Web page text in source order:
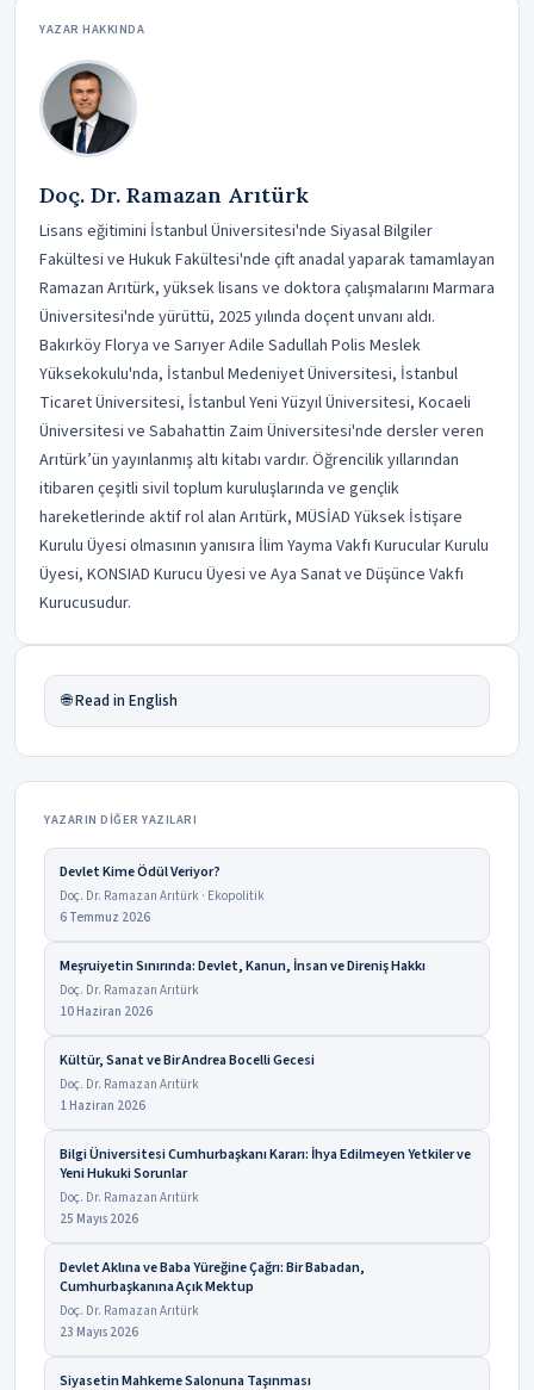
YAZAR HAKKINDA
Doç. Dr. Ramazan Arıtürk
Lisans eğitimini İstanbul Üniversitesi'nde Siyasal Bilgiler
Fakültesi ve Hukuk Fakültesi'nde çift anadal yaparak tamamlayan
Ramazan Arıtürk, yüksek lisans ve doktora çalışmalarını Marmara
Üniversitesi'nde yürüttü, 2025 yılında doçent unvanı aldı.
Bakırköy Florya ve Sarıyer Adile Sadullah Polis Meslek
Yüksekokulu'nda, İstanbul Medeniyet Üniversitesi, İstanbul
Ticaret Üniversitesi, İstanbul Yeni Yüzyıl Üniversitesi, Kocaeli
Üniversitesi ve Sabahattin Zaim Üniversitesi'nde dersler veren
Arıtürk’ün yayınlanmış altı kitabı vardır. Öğrencilik yıllarından
itibaren çeşitli sivil toplum kuruluşlarında ve gençlik
hareketlerinde aktif rol alan Arıtürk, MÜSİAD Yüksek İstişare
Kurulu Üyesi olmasının yanısıra İlim Yayma Vakfı Kurucular Kurulu
Üyesi, KONSIAD Kurucu Üyesi ve Aya Sanat ve Düşünce Vakfı
Kurucusudur.
🌐 Read in English
YAZARIN DIĞER YAZILARI
Devlet Kime Ödül Veriyor?
Doç. Dr. Ramazan Arıtürk · Ekopolitik
6 Temmuz 2026
Meşruiyetin Sınırında: Devlet, Kanun, İnsan ve Direniş Hakkı
Doç. Dr. Ramazan Arıtürk
10 Haziran 2026
Kültür, Sanat ve Bir Andrea Bocelli Gecesi
Doç. Dr. Ramazan Arıtürk
1 Haziran 2026
Bilgi Üniversitesi Cumhurbaşkanı Kararı: İhya Edilmeyen Yetkiler ve
Yeni Hukuki Sorunlar
Doç. Dr. Ramazan Arıtürk
25 Mayıs 2026
Devlet Aklına ve Baba Yüreğine Çağrı: Bir Babadan,
Cumhurbaşkanına Açık Mektup
Doç. Dr. Ramazan Arıtürk
23 Mayıs 2026
Siyasetin Mahkeme Salonuna Taşınması